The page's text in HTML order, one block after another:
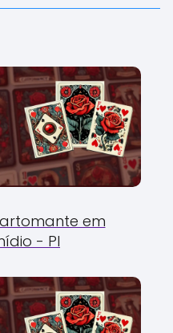
em
- PI